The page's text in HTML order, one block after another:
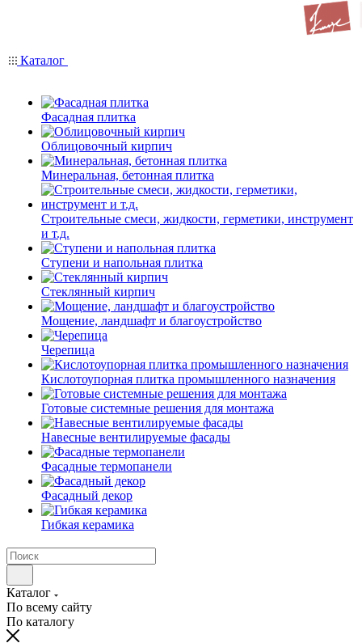
Каталог
Фасадная плитка
Облицовочный кирпич
Минеральная, бетонная плитка
Строительные смеси, жидкости, герметики, инструмент
и т.д.
Ступени и напольная плитка
Cтеклянный кирпич
Мощение, ландшафт и благоустройство
Черепица
Кислотоупорная плитка промышленного назначения
Готовые системные решения для монтажа
Навесные вентилируемые фасады
Фасадные термопанели
Фасадный декор
Гибкая керамика
Каталог
По всему сайту
По каталогу